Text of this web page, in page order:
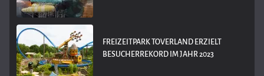
FREIZEITPARK TOVERLAND ERZIELT
BESUCHERREKORD IM JAHR 2023